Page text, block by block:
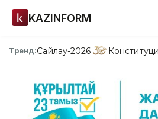
KAZINFORM
Тренд:Сайлау-2026